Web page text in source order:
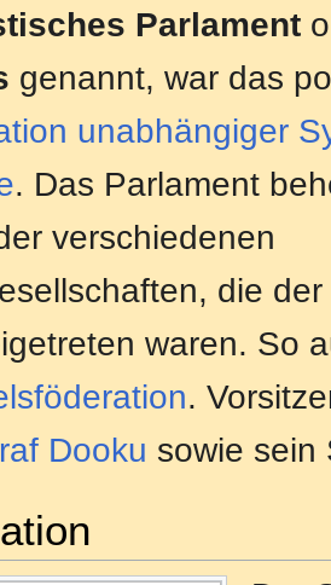
Parlament
genannt, war das
unabhängiger
. Das Parlament
verschiedenen
die
waren. So
.
Dooku sowie